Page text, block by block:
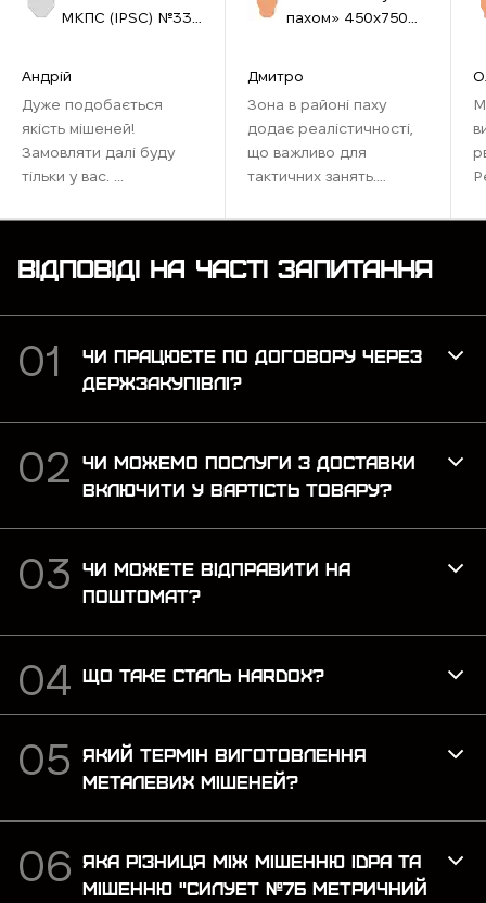
МКПС (IPSС) №33
Андрій
Дуже подобається
якість мішеней!
Замовляти далі буду
тільки у вас. ...
пахом» 450х750
Дмитро
Зона в районі паху
додає реалістичності,
що важливо для
тактичних занять.
наших тренувань,
наближена до бойових
тих, хто хоче відточити
ВІДПОВІДІ НА ЧАСТІ ЗАПИТАННЯ
ЧИ ПРАЦЮЄТЕ ПО ДОГОВОРУ ЧЕРЕЗ
ДЕРЖЗАКУПІВЛІ?
ЧИ МОЖЕМО ПОСЛУГИ З ДОСТАВКИ
ВКЛЮЧИТИ У ВАРТІСТЬ ТОВАРУ?
ЧИ МОЖЕТЕ ВІДПРАВИТИ НА
ПОШТОМАТ?
ЩО ТАКЕ СТАЛЬ HARDOX?
ЯКИЙ ТЕРМІН ВИГОТОВЛЕННЯ
МЕТАЛЕВИХ МІШЕНЕЙ?
ЯКА РІЗНИЦЯ МІЖ МІШЕННЮ IDPA ТА
МІШЕННЮ "СИЛУЕТ №7Б МЕТРИЧНИЙ